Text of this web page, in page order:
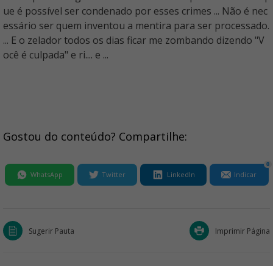
ue é possível ser condenado por esses crimes ... Não é nec
essário ser quem inventou a mentira para ser processado.
... E o zelador todos os dias ficar me zombando dizendo "V
ocê é culpada" e ri.... e ...
Gostou do conteúdo? Compartilhe:
WhatsApp Twitter LinkedIn Indicar
0
Sugerir Pauta Imprimir Página